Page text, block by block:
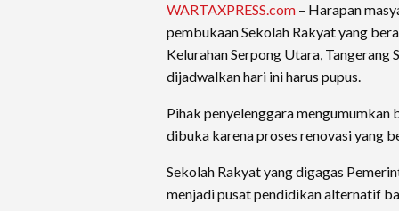
WARTAXPRESS.com – Harapan
pembukaan Sekolah Rakyat yang
Kelurahan Serpong Utara, Tangerang
dijadwalkan hari ini harus pupus.
Pihak penyelenggara
dibuka karena proses renovasi yang
Sekolah Rakyat yang digagas
menjadi pusat pendidikan alternatif